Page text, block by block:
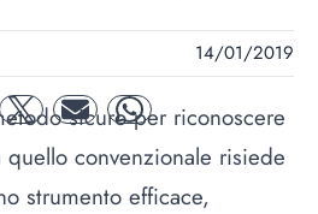
14/01/2019
twitter mail whatsapp
sicuro per riconoscere
quello convenzionale risiede
strumento efficace,